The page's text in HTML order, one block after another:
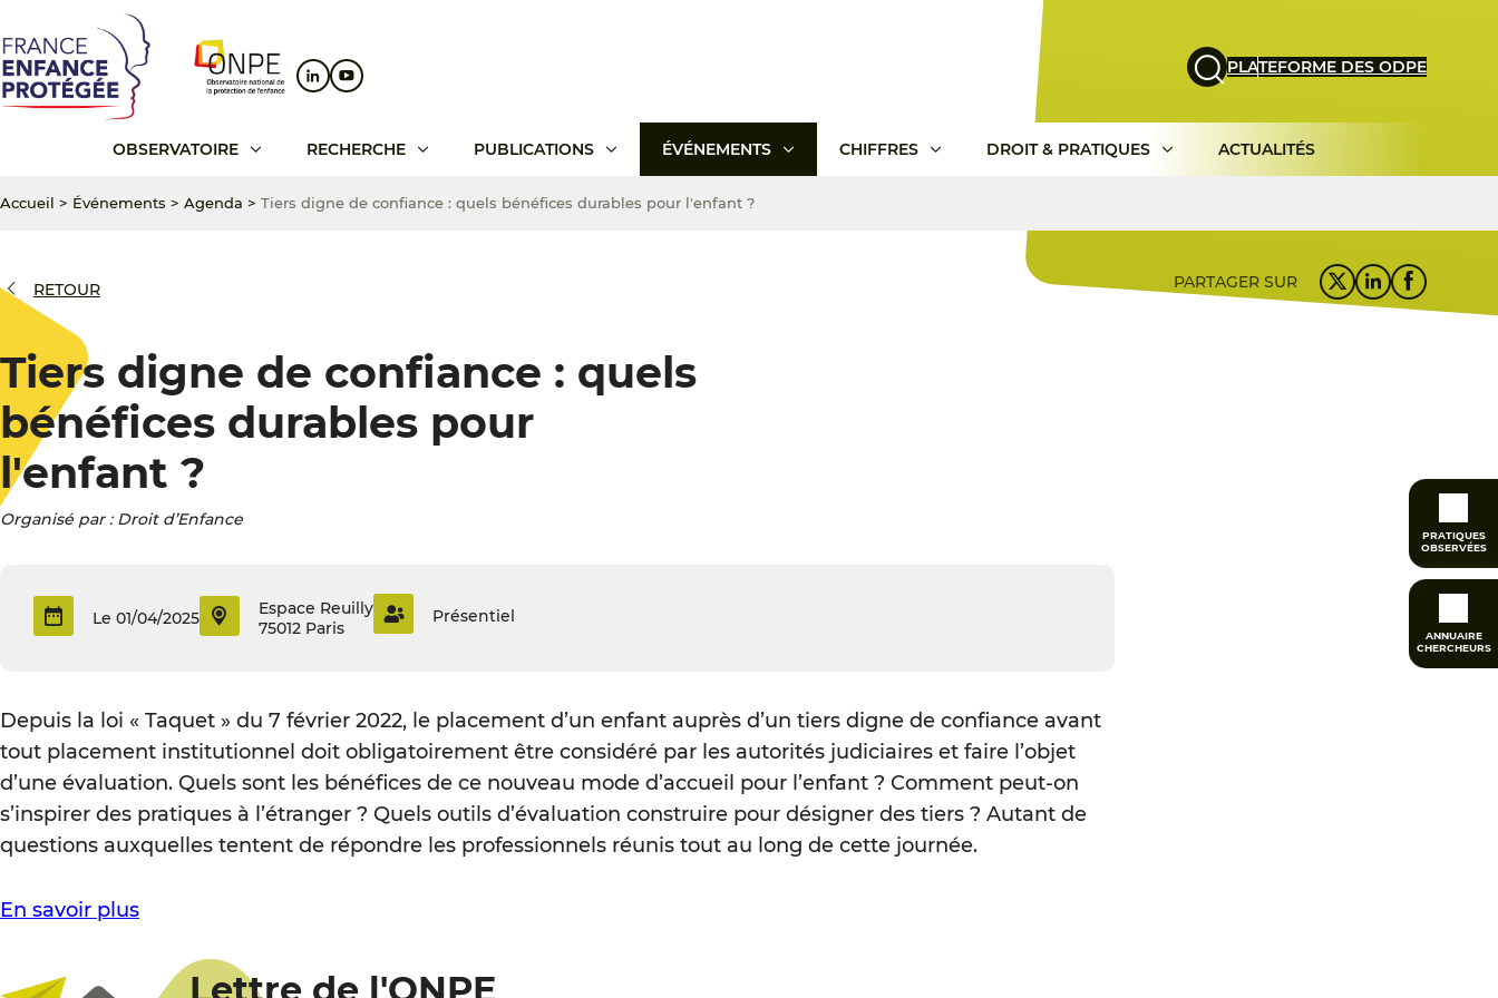
au
contenu
principal
au
menu
principal
au
pied
de
page
PLATEFORME DES ODPE
OBSERVATOIRE RECHERCHE PUBLICATIONS ÉVÉNEMENTS CHIFFRES DROIT & PRATIQUES ACTUALITÉS
PRATIQUES
OBSERVÉES
ANNUAIRE
CHERCHEURS
Accueil > Événements > Agenda > Tiers digne de confiance : quels bénéfices durables pour l'enfant ?
RETOUR PARTAGER SUR
Tiers digne de confiance : quels
bénéfices durables pour
l'enfant ?
Organisé par : Droit d’Enfance
Le 01/04/2025
Espace Reuilly
75012 Paris
Présentiel
Depuis la loi « Taquet » du 7 février 2022, le placement d’un enfant auprès d’un tiers digne de confiance avant
tout placement institutionnel doit obligatoirement être considéré par les autorités judiciaires et faire l’objet
d’une évaluation. Quels sont les bénéfices de ce nouveau mode d’accueil pour l’enfant ? Comment peut-on
s’inspirer des pratiques à l’étranger ? Quels outils d’évaluation construire pour désigner des tiers ? Autant de
questions auxquelles tentent de répondre les professionnels réunis tout au long de cette journée.
En savoir plus